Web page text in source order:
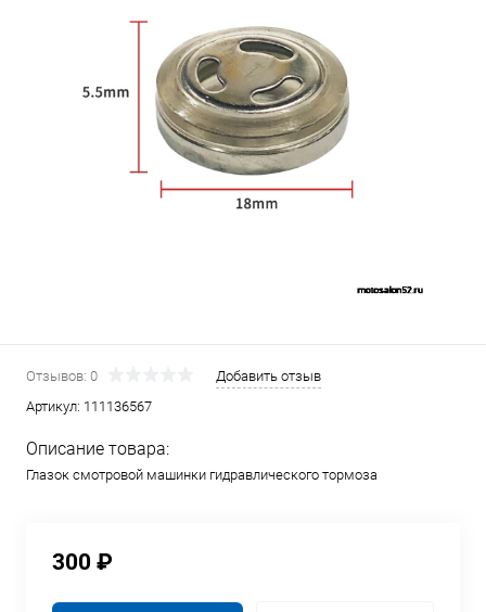
Отзывов: 0
Добавить отзыв
Артикул: 111136567
Описание товара:
Глазок смотровой машинки гидравлического тормоза
300 ₽